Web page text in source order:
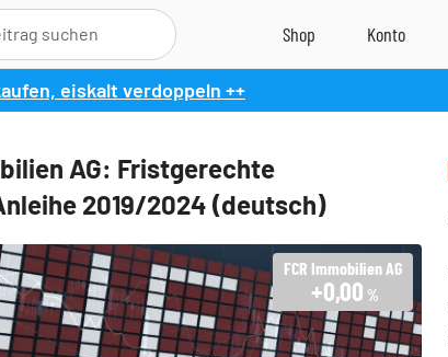
eiskalt verdoppeln ++
AG: Fristgerechte
2019/2024 (deutsch)
FCR Immobilien AG
+0,00 %